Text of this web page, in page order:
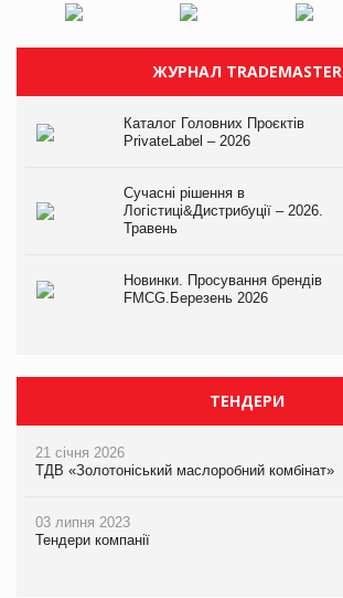
ЖУРНАЛ TRADEMASTER
Каталог Головних Проєктів
PrivateLabel – 2026
Сучасні рішення в
Логістиці&Дистрибуції – 2026.
Травень
Новинки. Просування брендів
FMCG.Березень 2026
ТЕНДЕРИ
21 січня 2026
ТДВ «Золотоніський маслоробний комбінат»
03 липня 2023
Тендери компанії